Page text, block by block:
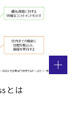
とは